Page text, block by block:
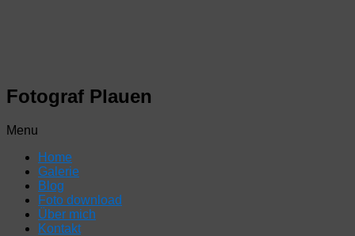
Fotograf Plauen
Menu
Home
Galerie
Blog
Foto download
Über mich
Kontakt